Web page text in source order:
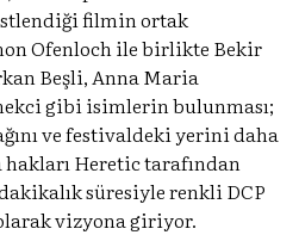
üstlendiği filmin ortak
Ofenloch ile birlikte Bekir
Beşli, Anna Maria
gibi isimlerin bulunması;
ve festivaldeki yerini daha
hakları Heretic tarafından
süresiyle renkli DCP
vizyona giriyor.